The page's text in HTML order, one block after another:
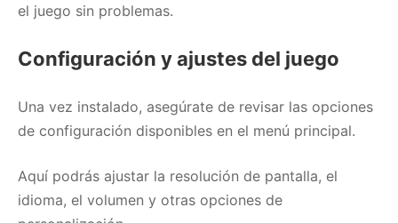
el juego sin problemas.
Configuración y ajustes del juego
Una vez instalado, asegúrate de revisar las opciones
de configuración disponibles en el menú principal.
Aquí podrás ajustar la resolución de pantalla, el
idioma, el volumen y otras opciones de